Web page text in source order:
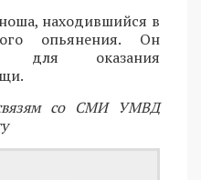
находившийся в
опьянения. Он
для оказания
со СМИ УМВД